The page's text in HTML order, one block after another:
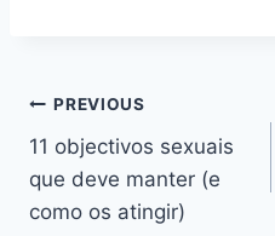
Navegação
de
artigos
PREVIOUS
11 objectivos sexuais
que deve manter (e
como os atingir)